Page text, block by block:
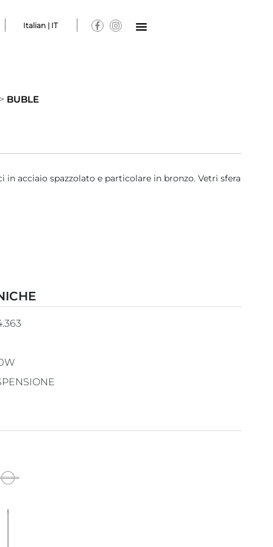
Italian | IT
BUBLE
in acciaio spazzolato e particolare in bronzo. Vetri sfera